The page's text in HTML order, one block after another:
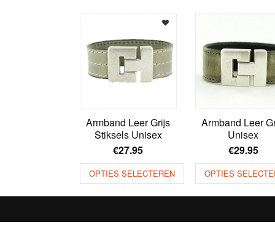
Armband Leer Grijs
Stiksels Unisex
€27.95
OPTIES SELECTEREN
Armband Leer
Unisex
€29.95
OPTIES